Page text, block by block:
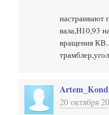
настраивают
вала,Н10,93
вращения
20 октября